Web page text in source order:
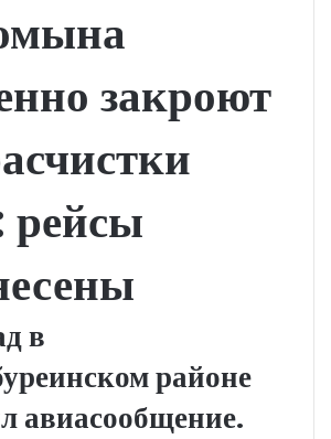
закроют
в
районе
авиасообщение.